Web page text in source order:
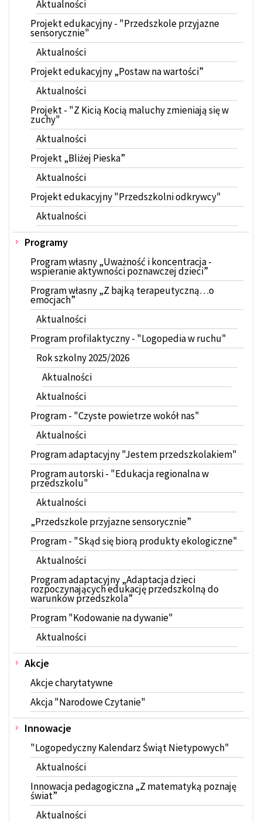
Aktualności
Projekt edukacyjny - "Przedszkole przyjazne
sensorycznie"
Aktualności
Projekt edukacyjny „Postaw na wartości”
Aktualności
Projekt - "Z Kicią Kocią maluchy zmieniają się w
zuchy"
Aktualności
Projekt „Bliżej Pieska”
Aktualności
Projekt edukacyjny "Przedszkolni odkrywcy"
Aktualności
Programy
Program własny „Uważność i koncentracja -
wspieranie aktywności poznawczej dzieci”
Program własny „Z bajką terapeutyczną…o
emocjach”
Aktualności
Program profilaktyczny - "Logopedia w ruchu"
Rok szkolny 2025/2026
Aktualności
Aktualności
Program - "Czyste powietrze wokół nas"
Aktualności
Program adaptacyjny "Jestem przedszkolakiem"
Program autorski - "Edukacja regionalna w
przedszkolu"
Aktualności
„Przedszkole przyjazne sensorycznie”
Program - "Skąd się biorą produkty ekologiczne"
Aktualności
Program adaptacyjny „Adaptacja dzieci
rozpoczynających edukację przedszkolną do
warunków przedszkola”
Program "Kodowanie na dywanie"
Aktualności
Akcje
Akcje charytatywne
Akcja "Narodowe Czytanie"
Innowacje
"Logopedyczny Kalendarz Świąt Nietypowych"
Aktualności
Innowacja pedagogiczna „Z matematyką poznaję
świat”
Aktualności